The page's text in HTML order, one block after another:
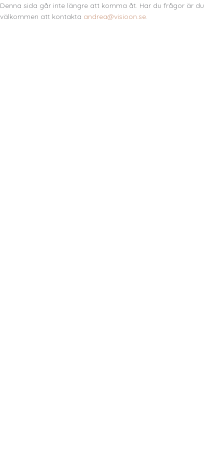
Denna sida går inte längre att komma åt. Har du frågor är du
välkommen att kontakta andrea@visioon.se